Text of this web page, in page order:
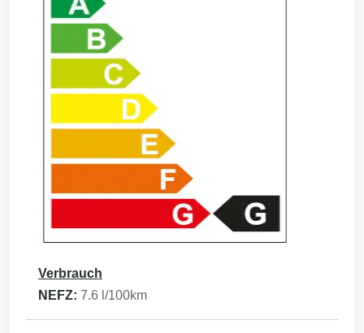
Verbrauch
NEFZ: 7.6 l/100km